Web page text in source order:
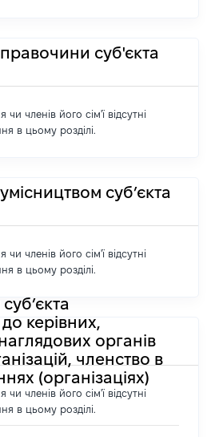
суб'єкта
членів його сім'ї відсутні
в цьому розділі.
суб’єкта
членів його сім'ї відсутні
в цьому розділі.
керівних,
органів
членство в
(організаціях)
членів його сім'ї відсутні
в цьому розділі.